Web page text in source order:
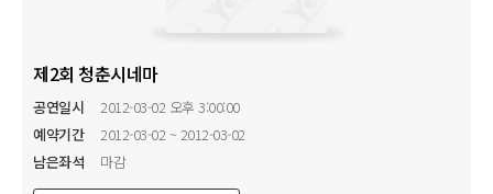
제2회 청춘시네마
공연일시
2012-03-02 오후 3:00:00
예약기간
2012-03-02 ~ 2012-03-02
남은좌석
마감